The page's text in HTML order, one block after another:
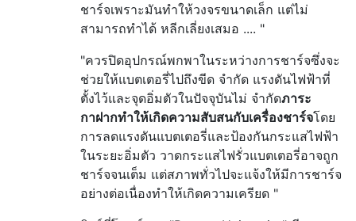
ชาร์จเพราะมันทำให้วงจรขนาดเล็ก แต่ไม่
สามารถทำได้ หลีกเลี่ยงเสมอ .... "
"ควรปิดอุปกรณ์พกพาในระหว่างการชาร์จซึ่งจะ
ช่วยให้แบตเตอรี่ไปถึงขีด จำกัด แรงดันไฟฟ้าที่
ตั้งไว้และจุดอิ่มตัวในปัจจุบันไม่ จำกัดภาระ
กาฝากทำให้เกิดความสับสนกับเครื่องชาร์จโดย
การลดแรงดันแบตเตอรี่และป้องกันกระแสไฟฟ้า
ในระยะอิ่มตัว วาดกระแสไฟรั่วแบตเตอรี่อาจถูก
ชาร์จจนเต็ม แต่สภาพทั่วไปจะแจ้งให้มีการชาร์จ
อย่างต่อเนื่องทำให้เกิดความเครียด "